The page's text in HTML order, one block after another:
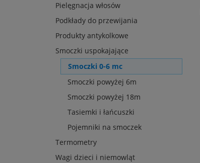
Pielęgnacja włosów
Podkłady do przewijania
Produkty antykolkowe
Smoczki uspokajające
Smoczki 0-6 mc
Smoczki powyżej 6m
Smoczki powyżej 18m
Tasiemki i łańcuszki
Pojemniki na smoczek
Termometry
Wagi dzieci i niemowląt